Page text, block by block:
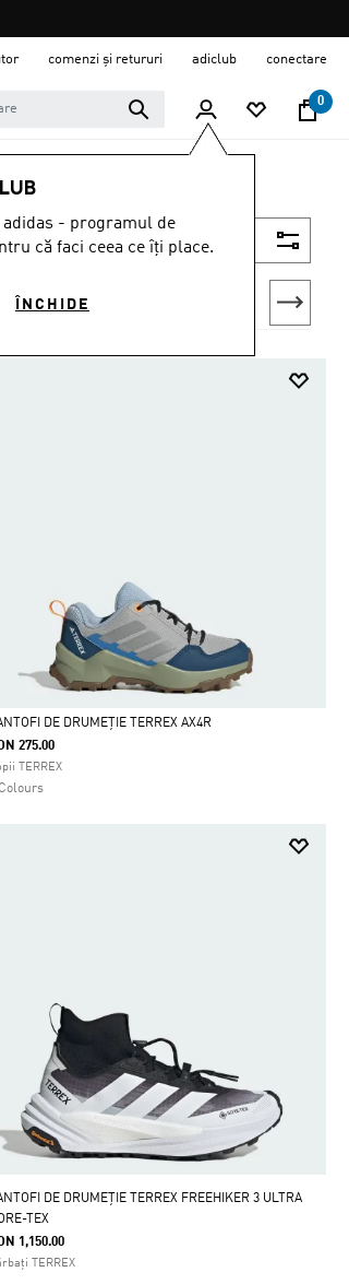
comenzi și retururi adiclub conectare
0
adidas - programul de
că faci ceea ce îți place.
ÎNCHIDE
Filtrează
Terrex Speed
DE DRUMEȚIE TERREX AX4R
275.00
TERREX
DE DRUMEȚIE TERREX FREEHIKER 3 ULTRA
TEX
1,150.00
TERREX